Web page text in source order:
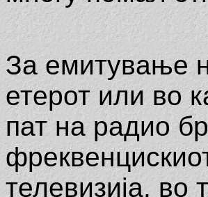
За емитување
етерот или во
пат на радио
телевизија,